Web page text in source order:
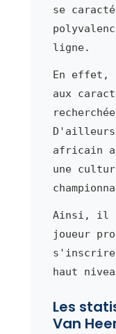
se
ligne.
En effet,
aux
africain
une
Ainsi, il
joueur
s'inscrire
haut
Les
Van